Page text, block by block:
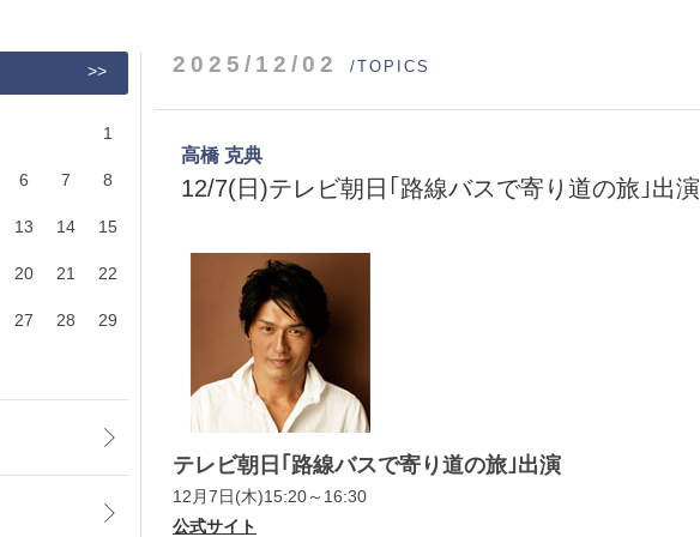
2025/12/02 /TOPICS
高橋 克典
12/7(日)テレビ朝日｢路線バスで寄り道の旅｣出演
テレビ朝日｢路線バスで寄り道の旅｣出演
12月7日(木)15:20～16:30
公式サイト
>>
1
6 7 8
13 14 15
20 21 22
27 28 29